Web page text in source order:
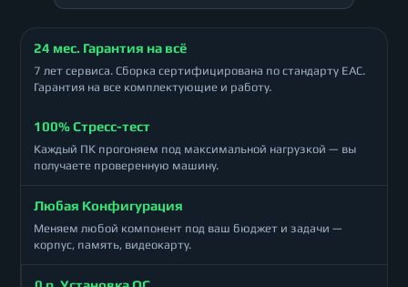
24 мес. Гарантия на всё
7 лет сервиса. Сборка сертифицирована по стандарту ЕАС.
Гарантия на все комплектующие и работу.
100% Стресс-тест
Каждый ПК прогоняем под максимальной нагрузкой — вы
получаете проверенную машину.
Любая Конфигурация
Меняем любой компонент под ваш бюджет и задачи —
корпус, память, видеокарту.